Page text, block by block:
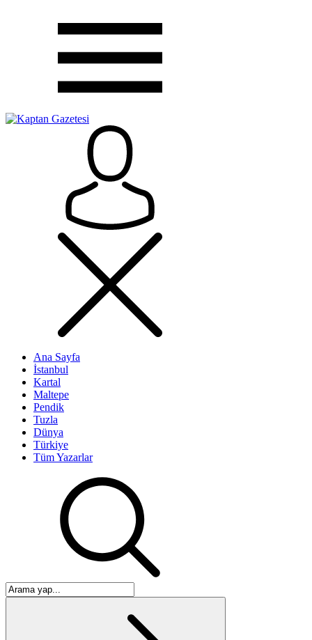
Ana Sayfa
İstanbul
Kartal
Maltepe
Pendik
Tuzla
Dünya
Türkiye
Tüm Yazarlar